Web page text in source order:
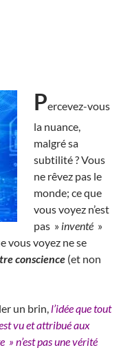
Percevez-vous
la nuance,
malgré sa
subtilité ? Vous
ne rêvez pas le
monde; ce que
vous voyez n’est
pas » inventé »
vous voyez ne se
conscience (et non
un brin, l’idée que tout
vu et attribué aux
» n’est pas une vérité